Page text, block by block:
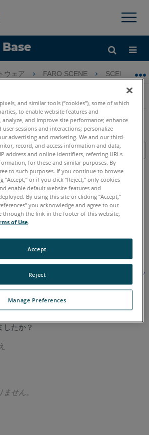
ンイン
×
を展開/折りたたむ
ウェア FARO SCENE SCENE
ワークフローチュート
2023 2022 2021 2020 2019
いません。英語版を見るにはここをクリッ
したか？
せん。
and similar tools (“cookies”), some of which
to enable website features and
and improve site performance; enhance
user sessions and interactions; personalize
advertising and marketing. We and our third-
record, and access information and data,
address and online identifiers, referring URLs
for these and similar purposes. By
to such purposes. If you continue to browse
or if you click “Reject,” only cookies
enable default website features and
By using this site or clicking “Accept,”
you acknowledge and agree to our
through the link in the footer of this website,
of Use.
Manage Preferences
Reject
Accept